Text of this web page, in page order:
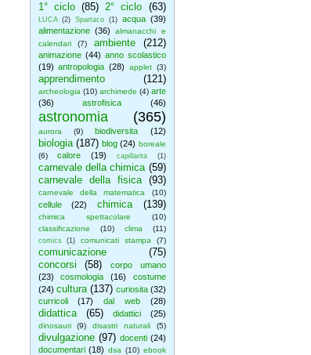
1° ciclo (85) 2° ciclo (63)
LUCA (2) Spartaco (1) acqua (39)
alimentazione (36)
almanacchi e
calendari
(7) ambiente (212)
animazione (44) anno scolastico
(19) antropologia (28) applet (3)
apprendimento (121)
archeologia (10) archimede (4) arte
(36)
astrofisica (46)
astronomia (365)
aurora (9) biodiversita (12)
biologia (187) blog (24) boreale
(6)
calore (19) capillarita (1)
carnevale della chimica (59)
carnevale della fisica
(93)
carnevale della matematica (10)
cellule (22) chimica (139)
chimica spettacolare
(10)
classificazione
(10) clima (11)
comics (1) comunicati stampa (7)
comunicazione
(75)
concorsi
(58)
corpo umano
(23)
cosmologia (16)
costume
(24) cultura (137) curiosita (32)
curricoli
(17) dal web (28)
didattica (65) didattici (25)
dinosauri (9) disastri naturali (5)
divulgazione (97) docenti (24)
documentari (18) dsa (10) ebook